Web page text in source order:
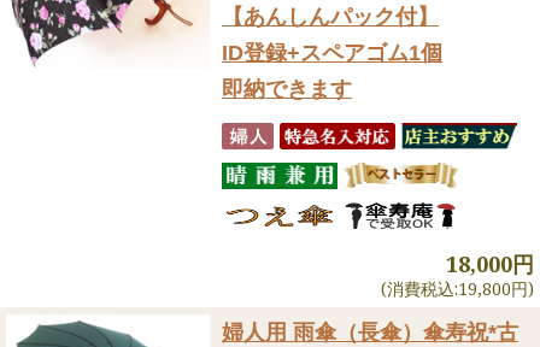
【あんしんパック付】
ID登録+スペアゴム1個
即納できます
18,000円
(消費税込:19,800円)
婦人用 雨傘（長傘） 傘寿祝*古